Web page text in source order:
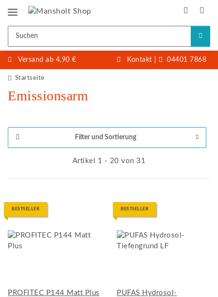
Versand ab 4,90 € Kontakt 04401 7868
Startseite
Emissionsarm
Filter und Sortierung
Artikel 1 - 20 von 31
BESTSELLER
PROFITEC P144 Matt Plus
BESTSELLER
PUFAS Hydrosol-